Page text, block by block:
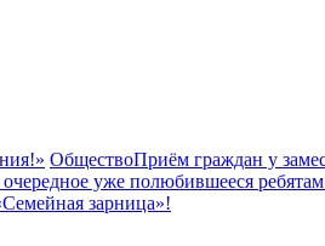
ОбществоПриём граждан у
уже полюбившееся ребятам
зарница»!